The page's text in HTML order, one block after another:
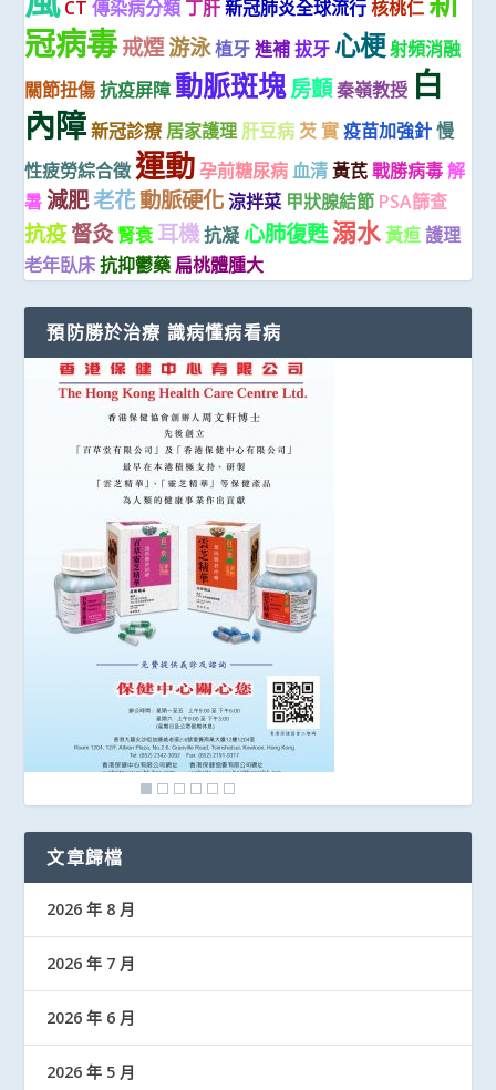
CT 傳染病分類 丁肝 新冠肺炎全球流行 核桃仁
冠病毒戒煙游泳植牙 進補 拔牙 心梗射頻消融
關節扭傷抗疫屏障 動脈斑塊房顫秦嶺教授 白
內障 新冠診療 居家護理 肝豆病 芡 實 疫苗加強針 慢
性疲勞綜合徵 運動 孕前糖尿病 血清 黃芪 戰勝病毒 解
暑 減肥老花動脈硬化 涼拌菜 甲狀腺結節 PSA篩查
抗疫督灸 腎衰 耳機抗凝 心肺復甦溺水 黃疸 護理
老年臥床 抗抑鬱藥 扁桃體腫大
預防勝於治療 識病懂病看病
文章歸檔
2026 年 8 月
2026 年 7 月
2026 年 6 月
2026 年 5 月